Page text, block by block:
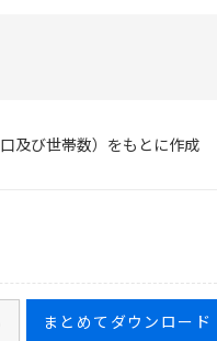
及び世帯数）をもとに作成
まとめてダウンロード